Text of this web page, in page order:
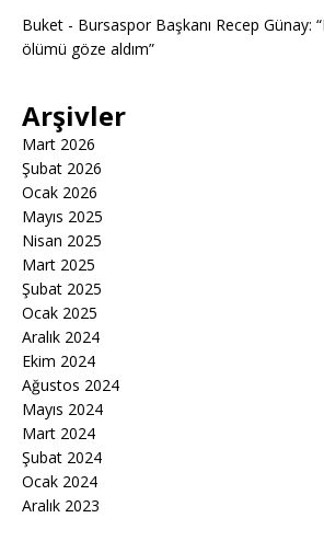
Buket - Bursaspor Başkanı Recep Günay:
ölümü göze aldım”
Arşivler
Mart 2026
Şubat 2026
Ocak 2026
Mayıs 2025
Nisan 2025
Mart 2025
Şubat 2025
Ocak 2025
Aralık 2024
Ekim 2024
Ağustos 2024
Mayıs 2024
Mart 2024
Şubat 2024
Ocak 2024
Aralık 2023